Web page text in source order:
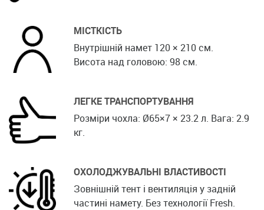
МІСТКІСТЬ
Внутрішній намет 120 × 210 см.
Висота над головою: 98 см.
ЛЕГКЕ ТРАНСПОРТУВАННЯ
Розміри чохла: Ø65×7 × 23.2 л. Вага: 2.9
кг.
ОХОЛОДЖУВАЛЬНІ ВЛАСТИВОСТІ
Зовнішній тент і вентиляція у задній
частині намету. Без технології Fresh.